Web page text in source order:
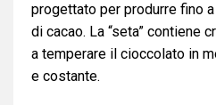
progettato per produrre fino
di cacao. La “seta” contiene
a temperare il cioccolato in
e costante.